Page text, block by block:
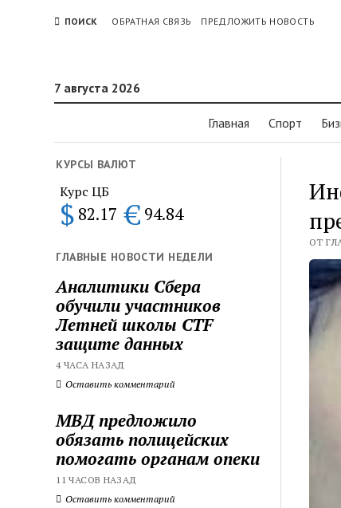
ПОИСК ОБРАТНАЯ СВЯЗЬ ПРЕДЛОЖИТЬ НОВОСТЬ
7 августа 2026
Главная Спорт
КУРСЫ ВАЛЮТ
Курс ЦБ
$ 82.17 € 94.84
ГЛАВНЫЕ НОВОСТИ НЕДЕЛИ
Аналитики Сбера
обучили участников
Летней школы CTF
защите данных
4 ЧАСА НАЗАД
Оставить комментарий
МВД предложило
обязать полицейских
помогать органам опеки
11 ЧАСОВ НАЗАД
Оставить комментарий
ОТ